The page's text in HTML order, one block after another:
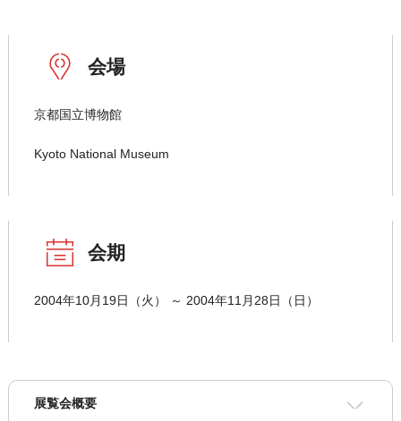
会場
京都国立博物館
Kyoto National Museum
会期
2004年10月19日（火） ～ 2004年11月28日（日）
展覧会概要